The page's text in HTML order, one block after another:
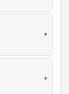
▼
▼